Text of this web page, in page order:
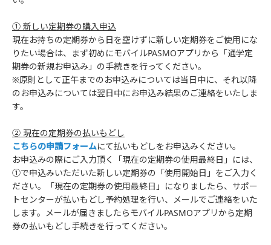
① 新しい定期券の購入申込
現在お持ちの定期券から日を空けずに新しい定期券をご使用にな
りたい場合は、まず初めにモバイルPASMOアプリから「通学定
期券の新規お申込み」の手続きを行ってください。
※原則として正午までのお申込みについては当日中に、それ以降
のお申込みについては翌日中にお申込み結果のご連絡をいたしま
す。
② 現在の定期券の払いもどし
こちらの申請フォームにて払いもどしをお申込みください。
お申込みの際にご入力頂く「現在の定期券の使用最終日」には、
①で申込みいただいた新しい定期券の「使用開始日」をご入力く
ださい。「現在の定期券の使用最終日」になりましたら、サポー
トセンターが払いもどし予約処理を行い、メールでご連絡をいた
します。メールが届きましたらモバイルPASMOアプリから定期
券の払いもどし手続きを行ってください。